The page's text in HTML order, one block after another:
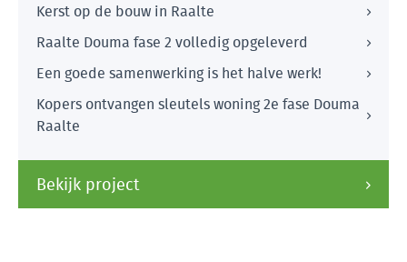
Kerst op de bouw in Raalte
Raalte Douma fase 2 volledig opgeleverd
Een goede samenwerking is het halve werk!
Kopers ontvangen sleutels woning 2e fase Douma
Raalte
Bekijk project